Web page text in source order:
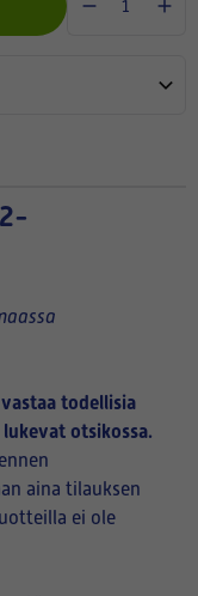
todellisia
otsikossa.
aina tilauksen
ei ole